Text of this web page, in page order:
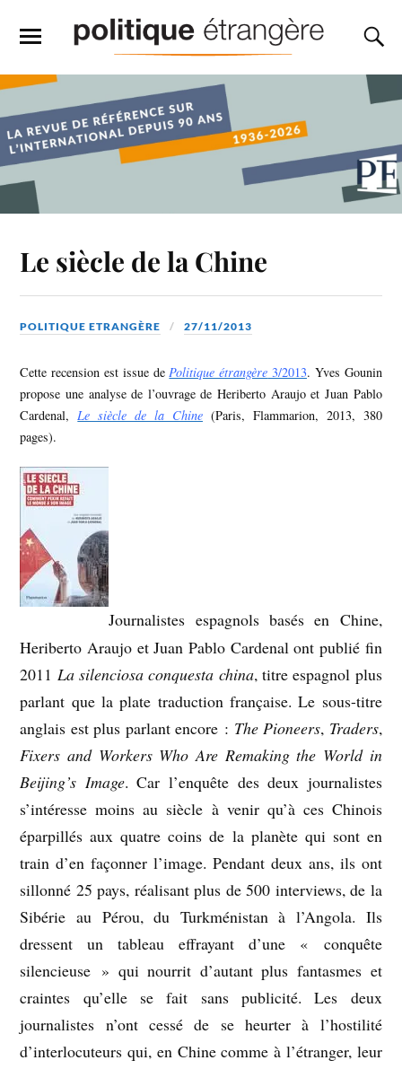
Le siècle de la Chine
POLITIQUE ETRANGÈRE 27/11/2013
Cette recension est issue dePolitique étrangère 3/2013. Yves Gounin
propose une analyse de l’ouvrage de Heriberto Araujo et Juan Pablo
Cardenal,Le siècle de la Chine(Paris, Flammarion, 2013, 380
pages).
Journalistes espagnols basés en Chine,
Heriberto Araujo et Juan Pablo Cardenal ont publié fin
2011 La silenciosa conquesta china, titre espagnol plus
parlant que la plate traduction française. Le sous-titre
anglais est plus parlant encore : The Pioneers, Traders,
Fixers and Workers Who Are Remaking the World in
Beijing’s Image. Car l’enquête des deux journalistes
s’intéresse moins au siècle à venir qu’à ces Chinois
éparpillés aux quatre coins de la planète qui sont en
train d’en façonner l’image. Pendant deux ans, ils ont
sillonné 25 pays, réalisant plus de 500 interviews, de la
Sibérie au Pérou, du Turkménistan à l’Angola. Ils
dressent un tableau effrayant d’une « conquête
silencieuse » qui nourrit d’autant plus fantasmes et
craintes qu’elle se fait sans publicité. Les deux
journalistes n’ont cessé de se heurter à l’hostilité
d’interlocuteurs qui, en Chine comme à l’étranger, leur